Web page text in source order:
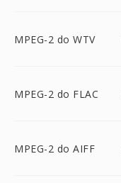
MPEG-2 do WTV
MPEG-2 do FLAC
MPEG-2 do AIFF